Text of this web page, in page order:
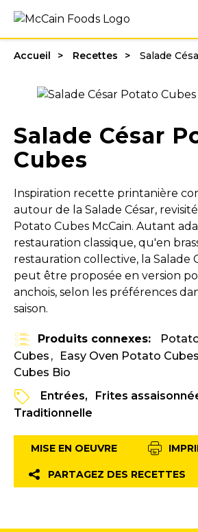
Accueil Recettes Salade
Salade César
Cubes
Inspiration recette printanière
autour de la Salade César,
Potato Cubes McCain. Autant
restauration classique, qu'en
restauration collective, la Salade
peut être proposée en version
anchois, selon les préférences
saison.
Produits connexes:
Cubes
Easy Oven Potato
Cubes Bio
Entrées
Frites
Traditionnelle
MISE EN OEUVRE
PARTAGEZ DES RECETTES